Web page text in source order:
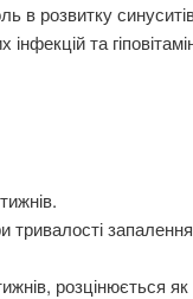
в розвитку
та
тривалості
розцінюється як